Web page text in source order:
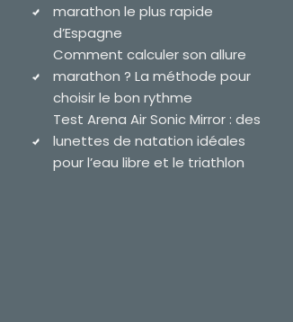
marathon le plus rapide
d’Espagne
Comment calculer son allure
marathon ? La méthode pour
choisir le bon rythme
Test Arena Air Sonic Mirror : des
lunettes de natation idéales
pour l’eau libre et le triathlon